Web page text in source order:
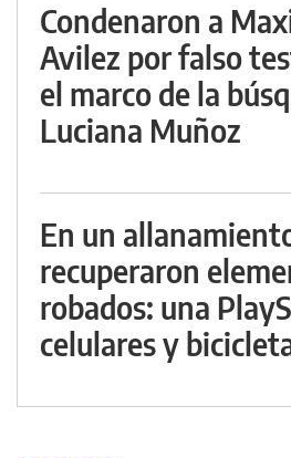
Condenaron a
Avilez por falso
el marco de la
Luciana Muñoz
En un
recuperaron
robados: una
celulares y